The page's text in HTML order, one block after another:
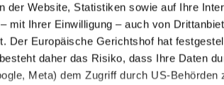
der Website, Statistiken sowie auf Ihre
mit Ihrer Einwilligung – auch von
Der Europäische Gerichtshof hat
daher das Risiko, dass Ihre Daten
Meta) dem Zugriff durch US-Behörden